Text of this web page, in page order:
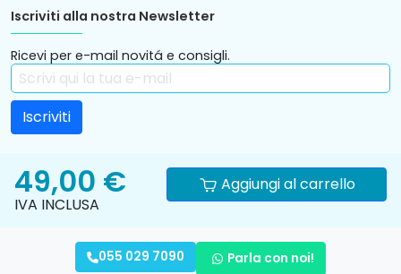
Iscriviti alla nostra Newsletter
Ricevi per e-mail novitá e consigli.
Informativa
Privacy
Policy
Condizioni Generali di vendita
online
49,00 €
IVA INCLUSA
Aggiungi al carrello
055 029 7090 Parla con noi!